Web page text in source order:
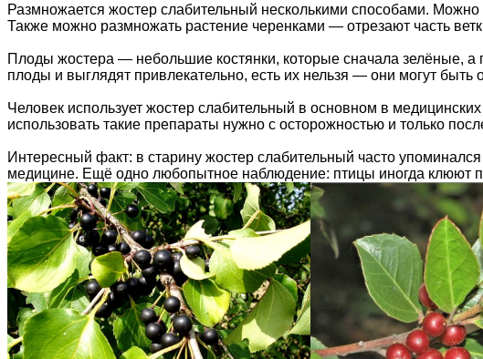
Размножается жостер слабительный несколькими способами.
Также можно размножать растение черенками — отрезают часть
Плоды жостера — небольшие костянки, которые сначала зелёные,
плоды и выглядят привлекательно, есть их нельзя — они могут быть
Человек использует жостер слабительный в основном в
использовать такие препараты нужно с осторожностью и только
Интересный факт: в старину жостер слабительный часто
медицине. Ещё одно любопытное наблюдение: птицы иногда клюют